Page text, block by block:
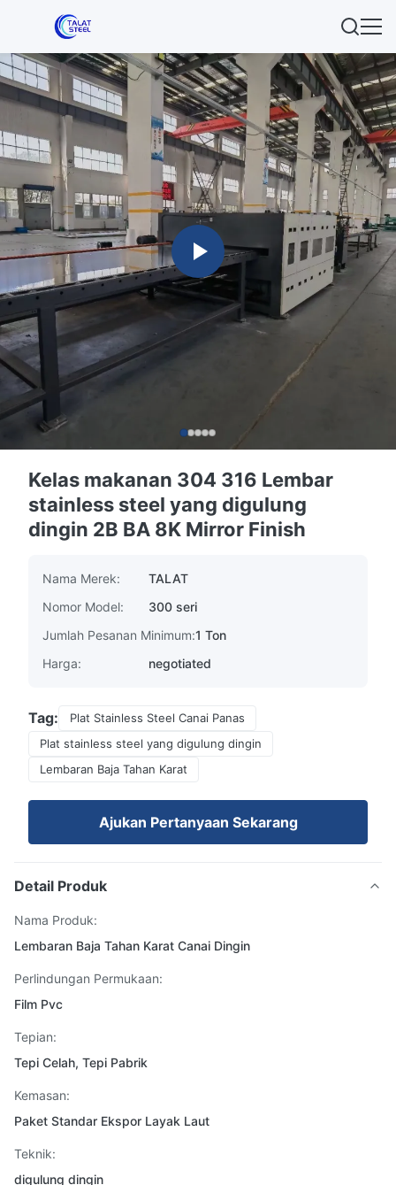
Kelas makanan 304 316 Lembar
stainless steel yang digulung
dingin 2B BA 8K Mirror Finish
Nama Merek:
TALAT
Nomor Model:
300 seri
Jumlah Pesanan Minimum:1 Ton
Harga:
negotiated
Tag:
Plat Stainless Steel Canai Panas
Plat stainless steel yang digulung dingin
Lembaran Baja Tahan Karat
Ajukan Pertanyaan Sekarang
Detail Produk
Nama Produk:
Lembaran Baja Tahan Karat Canai Dingin
Perlindungan Permukaan:
Film Pvc
Tepian:
Tepi Celah, Tepi Pabrik
Kemasan:
Paket Standar Ekspor Layak Laut
Teknik:
digulung dingin